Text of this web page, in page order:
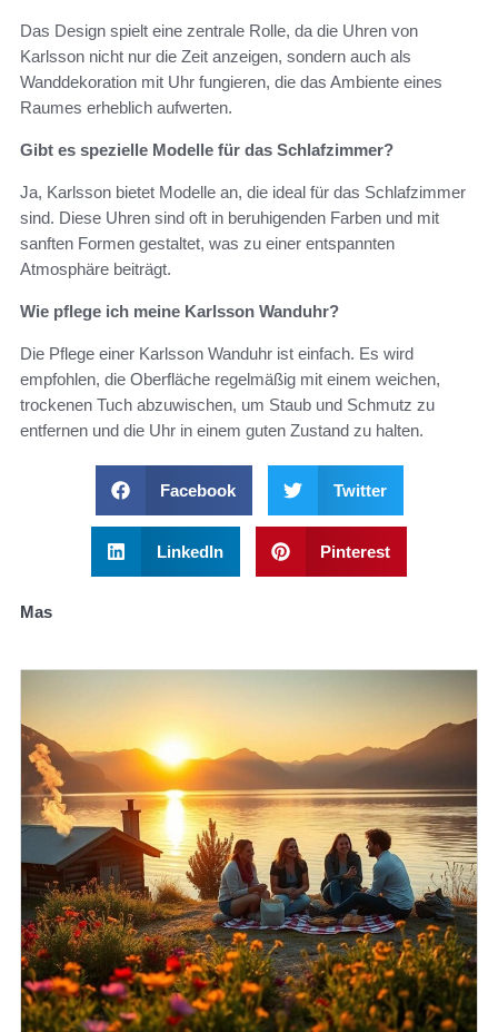
Das Design spielt eine zentrale Rolle, da die Uhren von
Karlsson nicht nur die Zeit anzeigen, sondern auch als
Wanddekoration mit Uhr fungieren, die das Ambiente eines
Raumes erheblich aufwerten.
Gibt es spezielle Modelle für das Schlafzimmer?
Ja, Karlsson bietet Modelle an, die ideal für das Schlafzimmer
sind. Diese Uhren sind oft in beruhigenden Farben und mit
sanften Formen gestaltet, was zu einer entspannten
Atmosphäre beiträgt.
Wie pflege ich meine Karlsson Wanduhr?
Die Pflege einer Karlsson Wanduhr ist einfach. Es wird
empfohlen, die Oberfläche regelmäßig mit einem weichen,
trockenen Tuch abzuwischen, um Staub und Schmutz zu
entfernen und die Uhr in einem guten Zustand zu halten.
Facebook Twitter
LinkedIn Pinterest
Mas